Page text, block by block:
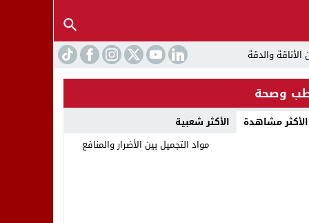
بنزاهة النهائي
وصحة
الأكثر مشاهدة الأكثر شعبية
مواد التجميل بين الأضرار والمنافع